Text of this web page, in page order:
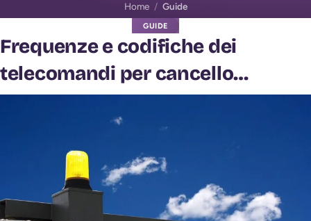
Home / Guide
GUIDE
Frequenze e codifiche dei
telecomandi per cancello
automatico